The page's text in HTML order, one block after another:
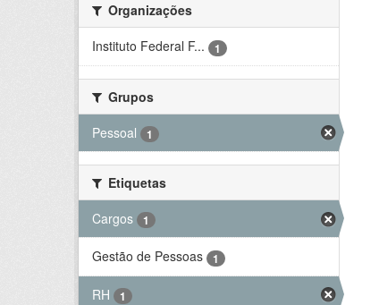
Organizações
Instituto Federal F...
1
Grupos
Pessoal
1
Etiquetas
Cargos
1
Gestão de Pessoas 1
RH 1